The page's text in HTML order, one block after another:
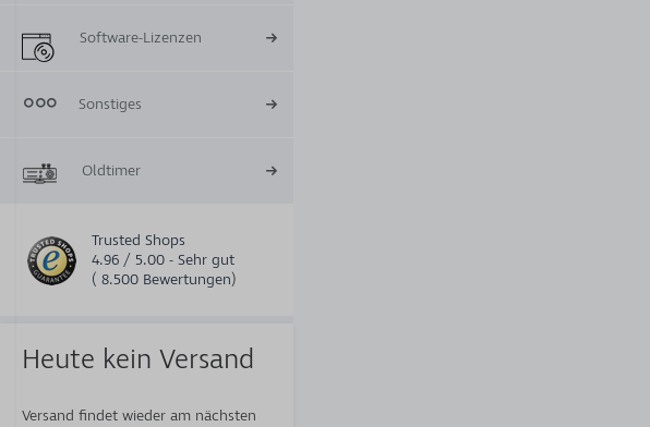
Software-Lizenzen
Sonstiges
Oldtimer
Trusted Shops
4.96 / 5.00 - Sehr gut
( 8.500 Bewertungen)
Heute kein Versand
Versand findet wieder am nächsten